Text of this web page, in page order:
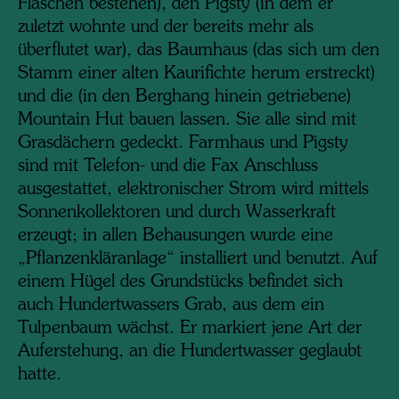
Flaschen bestehen), den Pigsty (in dem er
zuletzt wohnte und der bereits mehr als
überflutet war), das Baumhaus (das sich um den
Stamm einer alten Kaurifichte herum erstreckt)
und die (in den Berghang hinein getriebene)
Mountain Hut bauen lassen. Sie alle sind mit
Grasdächern gedeckt. Farmhaus und Pigsty
sind mit Telefon- und die Fax Anschluss
ausgestattet, elektronischer Strom wird mittels
Sonnenkollektoren und durch Wasserkraft
erzeugt; in allen Behausungen wurde eine
„Pflanzenkläranlage“ installiert und benutzt. Auf
einem Hügel des Grundstücks befindet sich
auch Hundertwassers Grab, aus dem ein
Tulpenbaum wächst. Er markiert jene Art der
Auferstehung, an die Hundertwasser geglaubt
hatte.